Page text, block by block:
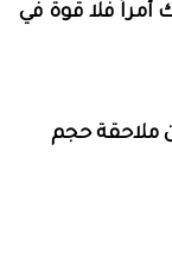
أمراً فلا قوة في
ملاحقة حجم